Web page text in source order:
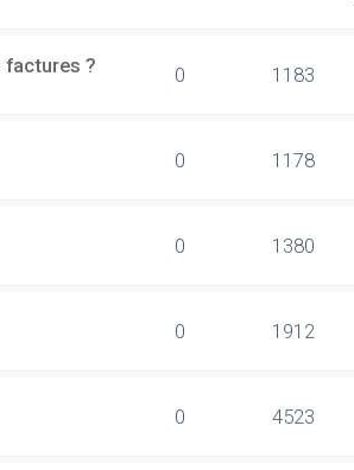
factures ? 0 1183
0 1178
0 1380
0 1912
0 4523